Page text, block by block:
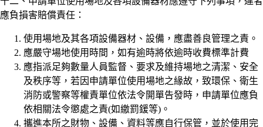
應負損害賠償責任：
使用場地及其各項設備器材、設備，應盡善良管理之責。
應嚴守場地使用時間，如有逾時將依逾時收費標準計費
應指派足夠數量人員監督、要求及維持場地之清潔、安全
及秩序等，若因申請單位使用場地之緣故，致環保、衛生
消防或警察等權責單位依法令開單告發時，申請單位應負
依相關法令懲處之責(如繳罰鍰等)。
攜進本所之財物、設備、資料等應自行保管，並於使用完